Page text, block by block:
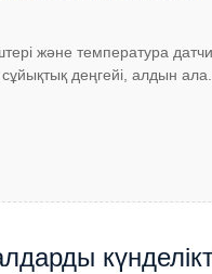
және температура
деңгейі, алдын ала...